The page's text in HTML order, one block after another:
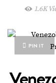
1.6K
PIN IT